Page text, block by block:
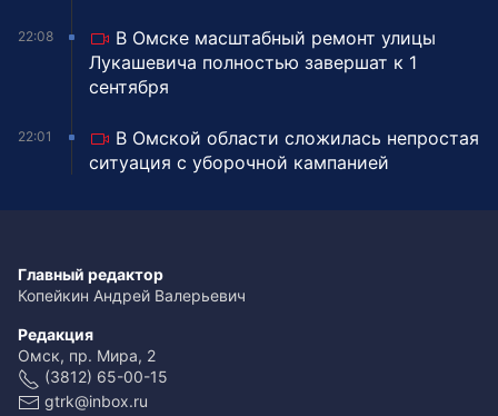
22:08
В Омске масштабный ремонт улицы
Лукашевича полностью завершат к 1
сентября
22:01
В Омской области сложилась непростая
ситуация с уборочной кампанией
Главный редактор
Копейкин Андрей Валерьевич
Редакция
Омск, пр. Мира, 2
(3812) 65-00-15
gtrk@inbox.ru